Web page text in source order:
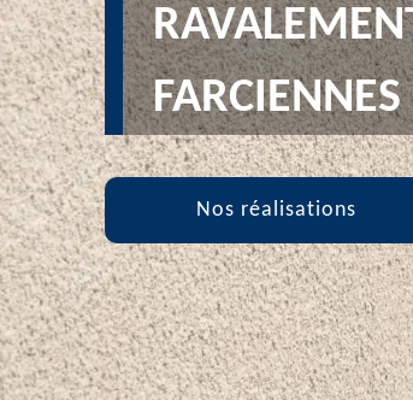
Nos réalisations